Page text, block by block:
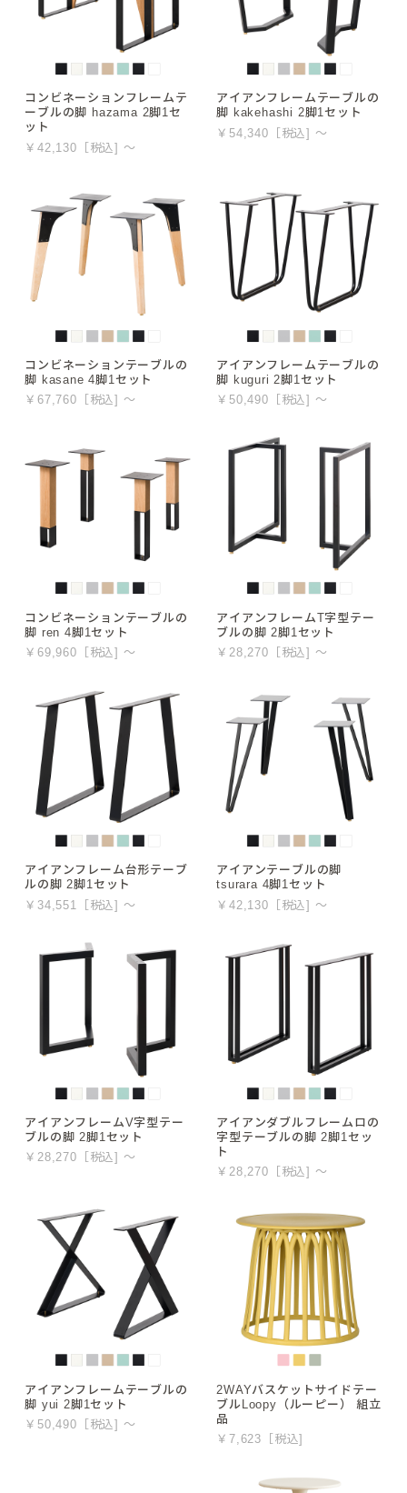
コンビネーションフレームテ
ーブルの脚 hazama 2脚1セ
ット
￥42,130［税込] ～
アイアンフレームテーブルの
脚 kakehashi 2脚1セット
￥54,340［税込] ～
コンビネーションテーブルの
脚 kasane 4脚1セット
￥67,760［税込] ～
アイアンフレームテーブルの
脚 kuguri 2脚1セット
￥50,490［税込] ～
コンビネーションテーブルの
脚 ren 4脚1セット
￥69,960［税込] ～
アイアンフレームT字型テー
ブルの脚 2脚1セット
￥28,270［税込] ～
アイアンフレーム台形テーブ
ルの脚 2脚1セット
￥34,551［税込] ～
アイアンテーブルの脚
tsurara 4脚1セット
￥42,130［税込] ～
アイアンフレームV字型テー
ブルの脚 2脚1セット
￥28,270［税込] ～
アイアンダブルフレームロの
字型テーブルの脚 2脚1セッ
ト
￥28,270［税込] ～
アイアンフレームテーブルの
脚 yui 2脚1セット
￥50,490［税込] ～
2WAYバスケットサイドテー
ブルLoopy（ルーピー） 組立
品
￥7,623［税込]